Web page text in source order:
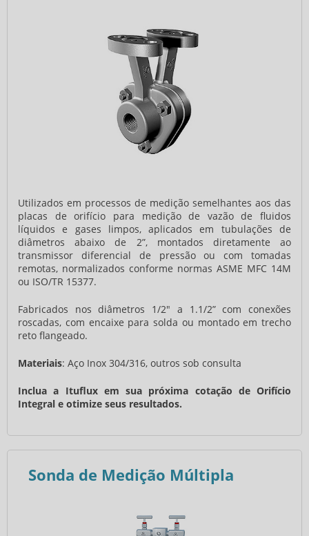
Utilizados em processos de medição semelhantes aos das
placas de orifício para medição de vazão de fluidos
líquidos e gases limpos, aplicados em tubulações de
diâmetros abaixo de 2”, montados diretamente ao
transmissor diferencial de pressão ou com tomadas
remotas, normalizados conforme normas ASME MFC 14M
ou ISO/TR 15377.
Fabricados nos diâmetros 1/2" a 1.1/2” com conexões
roscadas, com encaixe para solda ou montado em trecho
reto flangeado.
Materiais: Aço Inox 304/316, outros sob consulta
Inclua a Ituflux em sua próxima cotação de Orifício
Integral e otimize seus resultados.
Sonda de Medição Múltipla